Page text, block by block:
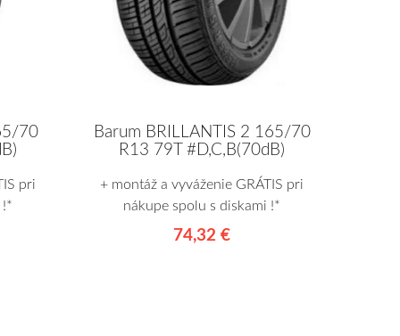
70
pri
!*
Barum BRILLANTIS 2 165/70
R13 79T #D,C,B(70dB)
+ montáž a vyváženie GRÁTIS pri
nákupe spolu s diskami !*
74,32 €